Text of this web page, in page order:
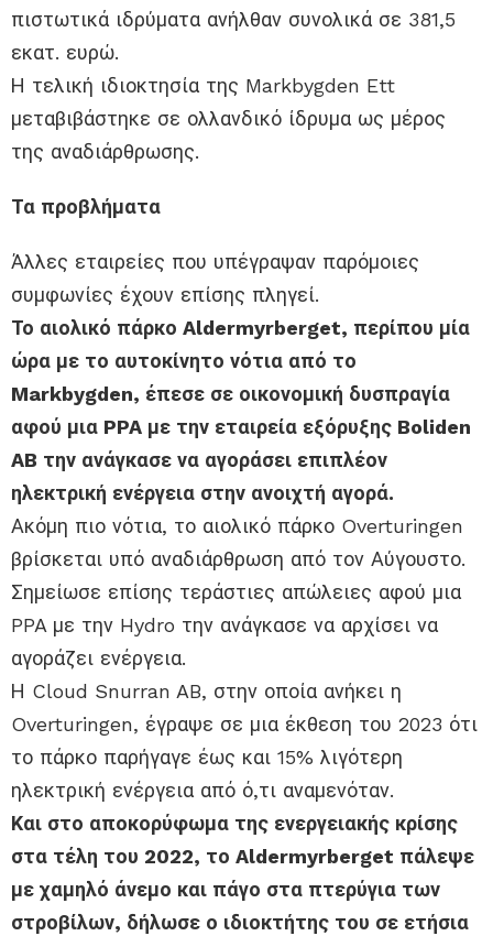
πιστωτικά ιδρύματα ανήλθαν συνολικά σε 381,5
εκατ. ευρώ.
Η τελική ιδιοκτησία της Markbygden Ett
μεταβιβάστηκε σε ολλανδικό ίδρυμα ως μέρος
της αναδιάρθρωσης.
Τα προβλήματα
Άλλες εταιρείες που υπέγραψαν παρόμοιες
συμφωνίες έχουν επίσης πληγεί.
Το αιολικό πάρκο Aldermyrberget, περίπου μία
ώρα με το αυτοκίνητο νότια από το
Markbygden, έπεσε σε οικονομική δυσπραγία
αφού μια PPA με την εταιρεία εξόρυξης Boliden
AB την ανάγκασε να αγοράσει επιπλέον
ηλεκτρική ενέργεια στην ανοιχτή αγορά.
Ακόμη πιο νότια, το αιολικό πάρκο Overturingen
βρίσκεται υπό αναδιάρθρωση από τον Αύγουστο.
Σημείωσε επίσης τεράστιες απώλειες αφού μια
PPA με την Hydro την ανάγκασε να αρχίσει να
αγοράζει ενέργεια.
Η Cloud Snurran AB, στην οποία ανήκει η
Overturingen, έγραψε σε μια έκθεση του 2023 ότι
το πάρκο παρήγαγε έως και 15% λιγότερη
ηλεκτρική ενέργεια από ό,τι αναμενόταν.
Και στο αποκορύφωμα της ενεργειακής κρίσης
στα τέλη του 2022, το Aldermyrberget πάλεψε
με χαμηλό άνεμο και πάγο στα πτερύγια των
στροβίλων, δήλωσε ο ιδιοκτήτης του σε ετήσια